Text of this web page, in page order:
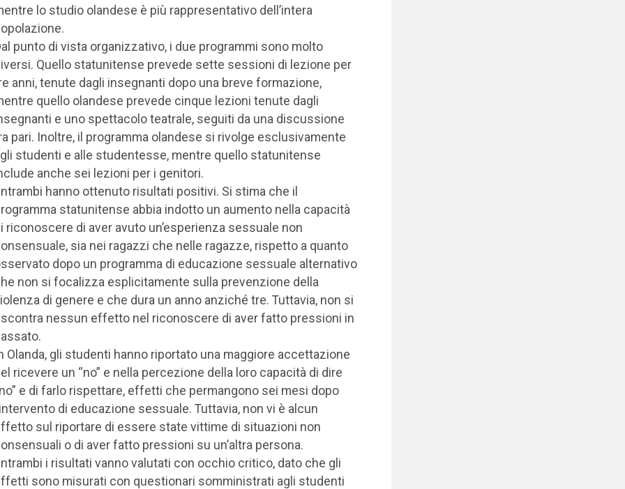
lo studio olandese è più rappresentativo dell’intera
punto di vista organizzativo, i due programmi sono molto
Quello statunitense prevede sette sessioni di lezione per
anni, tenute dagli insegnanti dopo una breve formazione,
quello olandese prevede cinque lezioni tenute dagli
e uno spettacolo teatrale, seguiti da una discussione
pari. Inoltre, il programma olandese si rivolge esclusivamente
studenti e alle studentesse, mentre quello statunitense
anche sei lezioni per i genitori.
hanno ottenuto risultati positivi. Si stima che il
statunitense abbia indotto un aumento nella capacità
riconoscere di aver avuto un’esperienza sessuale non
sia nei ragazzi che nelle ragazze, rispetto a quanto
dopo un programma di educazione sessuale alternativo
non si focalizza esplicitamente sulla prevenzione della
di genere e che dura un anno anziché tre. Tuttavia, non si
nessun effetto nel riconoscere di aver fatto pressioni in
Olanda, gli studenti hanno riportato una maggiore accettazione
ricevere un “no” e nella percezione della loro capacità di dire
e di farlo rispettare, effetti che permangono sei mesi dopo
di educazione sessuale. Tuttavia, non vi è alcun
sul riportare di essere state vittime di situazioni non
o di aver fatto pressioni su un’altra persona.
i risultati vanno valutati con occhio critico, dato che gli
sono misurati con questionari somministrati agli studenti